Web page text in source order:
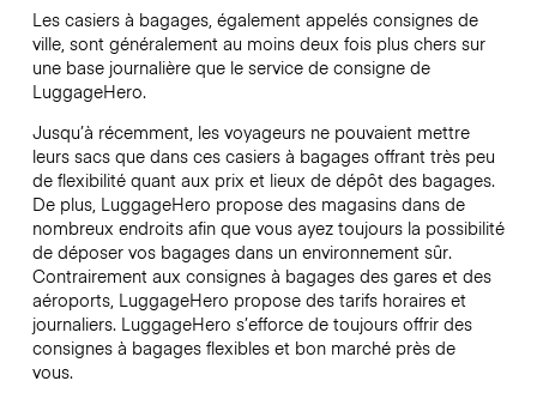
Les casiers à bagages, également appelés consignes de
ville, sont généralement au moins deux fois plus chers sur
une base journalière que le service de consigne de
LuggageHero.
Jusqu’à récemment, les voyageurs ne pouvaient mettre
leurs sacs que dans ces casiers à bagages offrant très peu
de flexibilité quant aux prix et lieux de dépôt des bagages.
De plus, LuggageHero propose des magasins dans de
nombreux endroits afin que vous ayez toujours la possibilité
de déposer vos bagages dans un environnement sûr.
Contrairement aux consignes à bagages des gares et des
aéroports, LuggageHero propose des tarifs horaires et
journaliers. LuggageHero s’efforce de toujours offrir des
consignes à bagages flexibles et bon marché près de
vous.